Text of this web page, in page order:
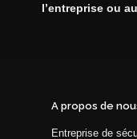
l’entreprise ou
A propos de
Entreprise de